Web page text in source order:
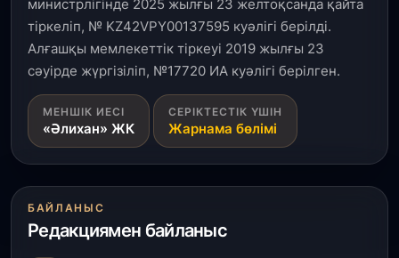
Өңірлерде жаңа вокзалдар, су құбыры,
логистикалық хаб және тұрғын үйлер
пайдалануға берілді
3 тамыз, 2026
Қызылордада 300 орындық аурухана,
Президенттік кітапхана және жаңа театр
салынып жатыр
Кинопоиск Қазақстан азаматтарының ең
танымал онлайн-кинотеатрына айналды
министрлігінде 2025 жылғы 23 желтоқсанда қайта
тіркеліп, № KZ42VPY00137595 куәлігі берілді.
Алғашқы мемлекеттік тіркеуі 2019 жылғы 23
сәуірде жүргізіліп, №17720 ИА куәлігі берілген.
МЕНШІК ИЕСІ
«Әлихан» ЖК
СЕРІКТЕСТІК ҮШІН
Жарнама бөлімі
БАЙЛАНЫС
Редакциямен байланыс